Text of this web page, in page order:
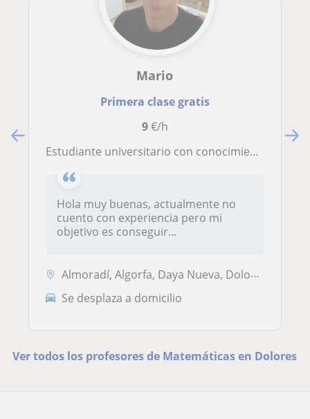
Mario
Primera clase gratis
9€/h
Estudiante universitario con conocimientos en matemáticas y química
Hola muy buenas, actualmente no
cuento con experiencia pero mi
objetivo es conseguir...
Almoradí, Algorfa, Daya Nueva, Dolores, Orihuela, Rojales
Se desplaza a domicilio
Ver todos los profesores de Matemáticas en Dolores